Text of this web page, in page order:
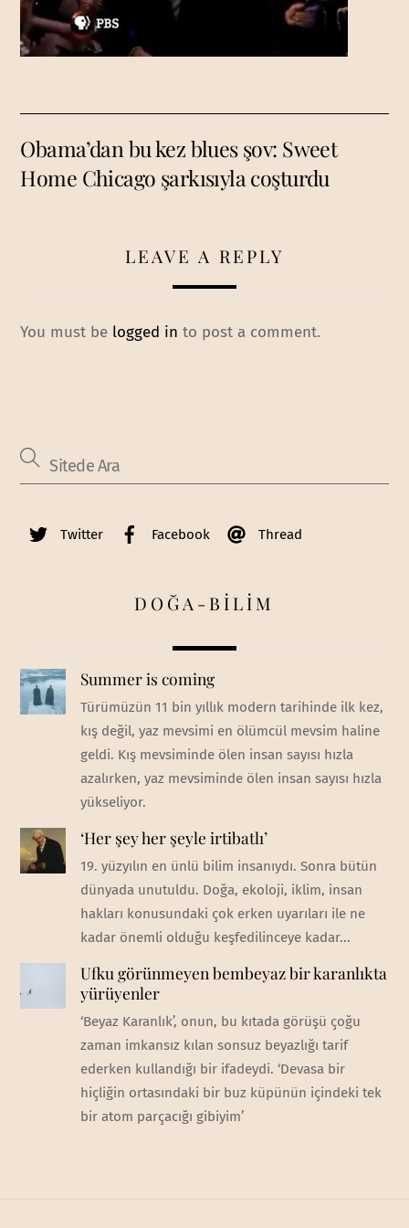
Obama’dan bu kez blues şov: Sweet
Home Chicago şarkısıyla coşturdu
LEAVE A REPLY
You must be logged in to post a comment.
Twitter Facebook Thread
DOĞA-BİLİM
Summer is coming
Türümüzün 11 bin yıllık modern tarihinde ilk kez,
kış değil, yaz mevsimi en ölümcül mevsim haline
geldi. Kış mevsiminde ölen insan sayısı hızla
azalırken, yaz mevsiminde ölen insan sayısı hızla
yükseliyor.
‘Her şey her şeyle irtibatlı’
19. yüzyılın en ünlü bilim insanıydı. Sonra bütün
dünyada unutuldu. Doğa, ekoloji, iklim, insan
hakları konusundaki çok erken uyarıları ile ne
kadar önemli olduğu keşfedilinceye kadar...
Ufku görünmeyen bembeyaz bir karanlıkta
yürüyenler
‘Beyaz Karanlık’, onun, bu kıtada görüşü çoğu
zaman imkansız kılan sonsuz beyazlığı tarif
ederken kullandığı bir ifadeydi. ‘Devasa bir
hiçliğin ortasındaki bir buz küpünün içindeki tek
bir atom parçacığı gibiyim’